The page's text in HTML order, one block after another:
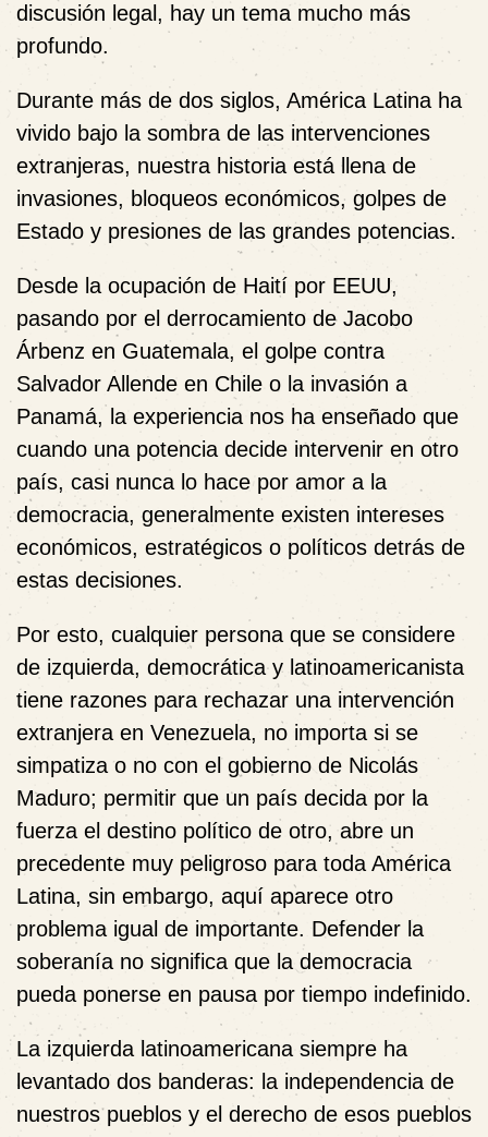
discusión legal, hay un tema mucho más
profundo.
Durante más de dos siglos, América Latina ha
vivido bajo la sombra de las intervenciones
extranjeras, nuestra historia está llena de
invasiones, bloqueos económicos, golpes de
Estado y presiones de las grandes potencias.
Desde la ocupación de Haití por EEUU,
pasando por el derrocamiento de Jacobo
Árbenz en Guatemala, el golpe contra
Salvador Allende en Chile o la invasión a
Panamá, la experiencia nos ha enseñado que
cuando una potencia decide intervenir en otro
país, casi nunca lo hace por amor a la
democracia, generalmente existen intereses
económicos, estratégicos o políticos detrás de
estas decisiones.
Por esto, cualquier persona que se considere
de izquierda, democrática y latinoamericanista
tiene razones para rechazar una intervención
extranjera en Venezuela, no importa si se
simpatiza o no con el gobierno de Nicolás
Maduro; permitir que un país decida por la
fuerza el destino político de otro, abre un
precedente muy peligroso para toda América
Latina, sin embargo, aquí aparece otro
problema igual de importante. Defender la
soberanía no significa que la democracia
pueda ponerse en pausa por tiempo indefinido.
La izquierda latinoamericana siempre ha
levantado dos banderas: la independencia de
nuestros pueblos y el derecho de esos pueblos